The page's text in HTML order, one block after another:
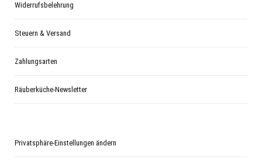
Widerrufsbelehrung
Steuern & Versand
Zahlungsarten
Räuberküche-Newsletter
Privatsphäre-Einstellungen ändern